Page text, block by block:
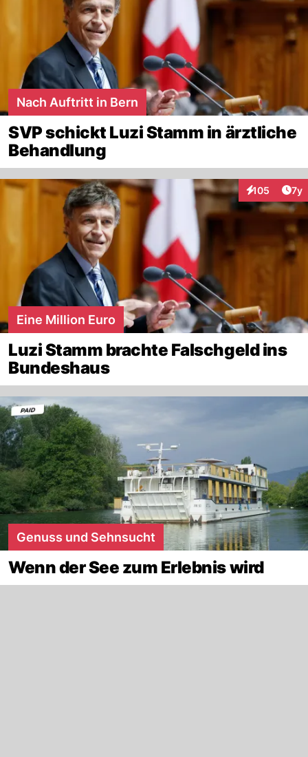
Nach Auftritt in Bern
SVP schickt Luzi Stamm in ärztliche
Behandlung
105
Interaktionen
7y
Eine Million Euro
Luzi Stamm brachte Falschgeld ins
Bundeshaus
Genuss und Sehnsucht
Wenn der See zum Erlebnis wird